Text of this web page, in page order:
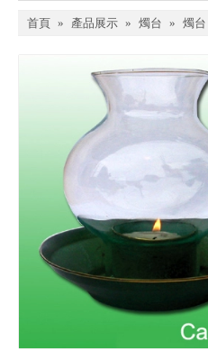
首頁 » 產品展示 » 燭台 » 燭台